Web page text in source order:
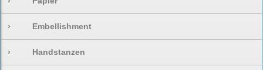
› Embellishment
› Handstanzen